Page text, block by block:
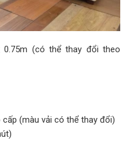
0.75m (có thể thay đổi theo
cấp (màu vải có thể thay đổi)